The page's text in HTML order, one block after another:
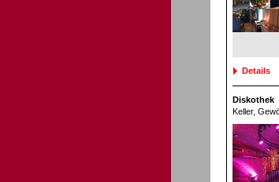
Details
Diskothek
Keller,